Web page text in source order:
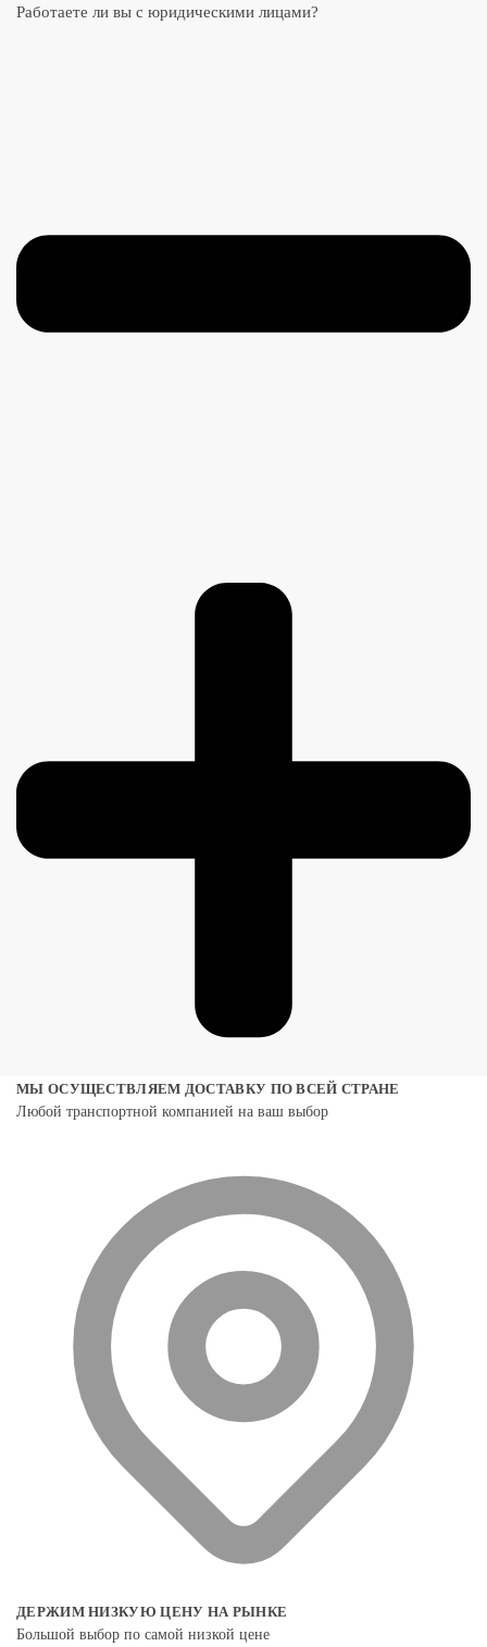
Работаете ли вы с юридическими лицами?
МЫ ОСУЩЕСТВЛЯЕМ ДОСТАВКУ ПО ВСЕЙ СТРАНЕ
Любой транспортной компанией на ваш выбор
ДЕРЖИМ НИЗКУЮ ЦЕНУ НА РЫНКЕ
Большой выбор по самой низкой цене